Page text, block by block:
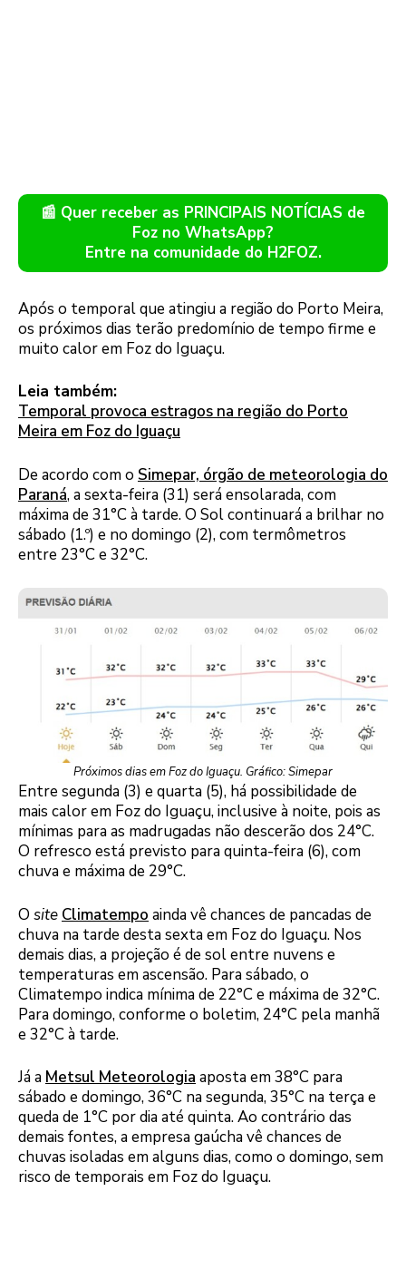
📰 Quer receber as PRINCIPAIS NOTÍCIAS de
Foz no WhatsApp?
Entre na comunidade do H2FOZ.
Após o temporal que atingiu a região do Porto Meira,
os próximos dias terão predomínio de tempo firme e
muito calor em Foz do Iguaçu.
Leia também:
Temporal provoca estragos na região do Porto
Meira em Foz do Iguaçu
De acordo com o Simepar, órgão de meteorologia do
Paraná, a sexta-feira (31) será ensolarada, com
máxima de 31°C à tarde. O Sol continuará a brilhar no
sábado (1.º) e no domingo (2), com termômetros
entre 23°C e 32°C.
Próximos dias em Foz do Iguaçu. Gráfico: Simepar
Entre segunda (3) e quarta (5), há possibilidade de
mais calor em Foz do Iguaçu, inclusive à noite, pois as
mínimas para as madrugadas não descerão dos 24°C.
O refresco está previsto para quinta-feira (6), com
chuva e máxima de 29°C.
O site Climatempo ainda vê chances de pancadas de
chuva na tarde desta sexta em Foz do Iguaçu. Nos
demais dias, a projeção é de sol entre nuvens e
temperaturas em ascensão. Para sábado, o
Climatempo indica mínima de 22°C e máxima de 32°C.
Para domingo, conforme o boletim, 24°C pela manhã
e 32°C à tarde.
Já a Metsul Meteorologia aposta em 38°C para
sábado e domingo, 36°C na segunda, 35°C na terça e
queda de 1°C por dia até quinta. Ao contrário das
demais fontes, a empresa gaúcha vê chances de
chuvas isoladas em alguns dias, como o domingo, sem
risco de temporais em Foz do Iguaçu.